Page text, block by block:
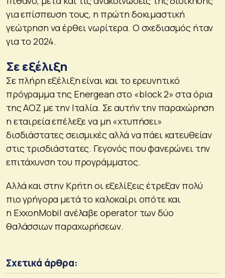
για επίσπευση τους, η πρώτη δοκιμαστική
γεώτρηση να έρθει νωρίτερα. Ο σχεδιασμός ήταν
για το 2024.
Σε εξέλιξη
Σε πλήρη εξέλιξη είναι και το ερευνητικό
πρόγραμμα της Energean στο «block 2» στα όρια
της ΑΟΖ με την Ιταλία. Σε αυτήν την παραχώρηση
η εταιρεία επέλεξε να μη «χτυπήσει»
δισδιάστατες σεισμικές αλλά να πάει κατευθείαν
στις τρισδιάστατες. Γεγονός που φανερώνει την
επιτάχυνση του προγράμματος.
Αλλά και στην Κρήτη οι εξελίξεις έτρεξαν πολύ
πιο γρήγορα μετά το καλοκαίρι οπότε και
η ExxonMobil ανέλαβε operator των δύο
θαλάσσιων παραχωρήσεων.
Σχετικά άρθρα: